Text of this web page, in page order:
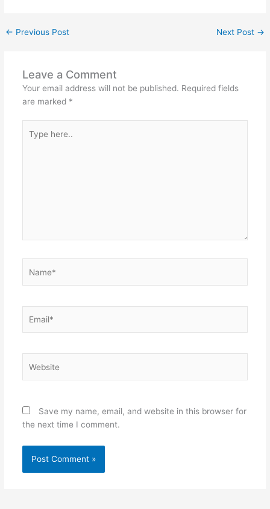
← Previous Post Next Post →
Leave a Comment
Your email address will not be published. Required fields
are marked *
here..
Save my name, email, and website in this browser for
the next time I comment.